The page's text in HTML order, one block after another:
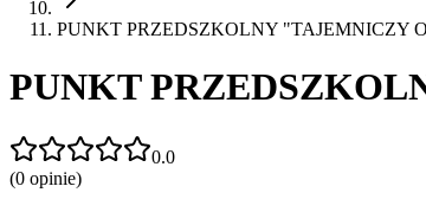
PUNKT PRZEDSZKOLNY "TAJEMNICZY
PUNKT
0.0
(0 opinie)